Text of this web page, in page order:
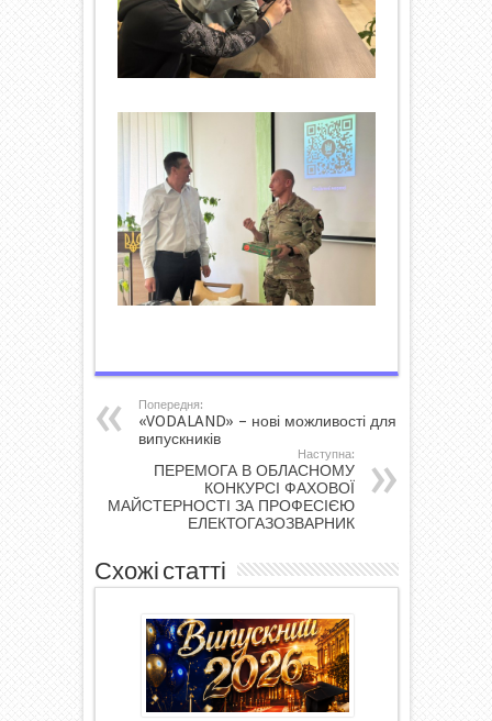
Попередня:
«VODALAND» – нові можливості для
випускників
Наступна:
ПЕРЕМОГА В ОБЛАСНОМУ
КОНКУРСІ ФАХОВОЇ
МАЙСТЕРНОСТІ ЗА ПРОФЕСІЄЮ
ЕЛЕКТОГАЗОЗВАРНИК
Схожі статті